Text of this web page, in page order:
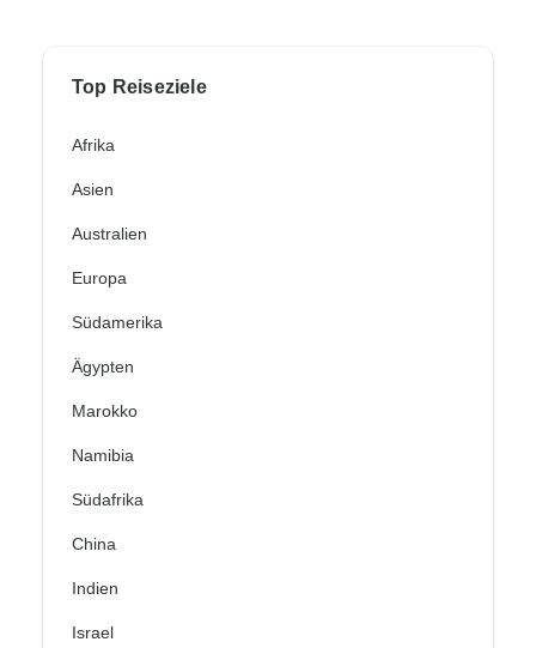
Top Reiseziele
Afrika
Asien
Australien
Europa
Südamerika
Ägypten
Marokko
Namibia
Südafrika
China
Indien
Israel